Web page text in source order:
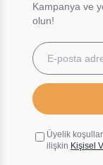
Kampanya ve
olun!
Üyelik
ilişkin Kişisel